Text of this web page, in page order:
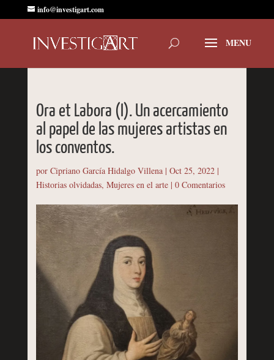
info@investigart.com
Ora et Labora (I). Un acercamiento
al papel de las mujeres artistas en
los conventos.
por Cipriano García Hidalgo Villena| Oct 25, 2022|
Historias olvidadas, Mujeres en el arte| 0 Comentarios